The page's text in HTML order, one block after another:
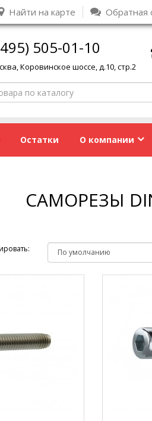
Найти на карте Обратная
505-01-10
Коровинское шоссе, д.10, стр.2
Остатки О компании
САМОРЕЗЫ